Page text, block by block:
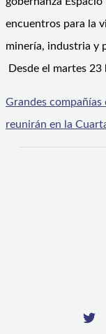
encuentros para la
minería, industria y
Desde el martes 23
Grandes compañías
reunirán en la